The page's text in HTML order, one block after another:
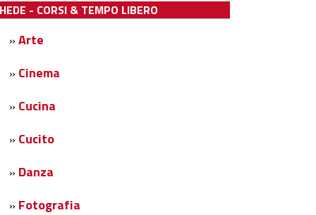
- CORSI & TEMPO LIBERO
» Arte
» Cinema
» Cucina
» Cucito
» Danza
» Fotografia